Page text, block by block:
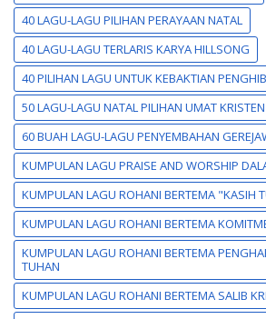
40 LAGU-LAGU PILIHAN PERAYAAN NATAL
40 LAGU-LAGU TERLARIS KARYA HILLSONG
40 PILIHAN LAGU UNTUK KEBAKTIAN
50 LAGU-LAGU NATAL PILIHAN UMAT KRISTEN
60 BUAH LAGU-LAGU PENYEMBAHAN
KUMPULAN LAGU PRAISE AND WORSHIP
KUMPULAN LAGU ROHANI BERTEMA "KASIH
KUMPULAN LAGU ROHANI BERTEMA
KUMPULAN LAGU ROHANI BERTEMA
TUHAN
KUMPULAN LAGU ROHANI BERTEMA SALIB